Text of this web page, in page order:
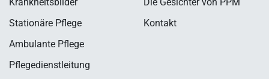
Stationäre Pflege
Ambulante Pflege
Pflegedienstleitung
Kontakt